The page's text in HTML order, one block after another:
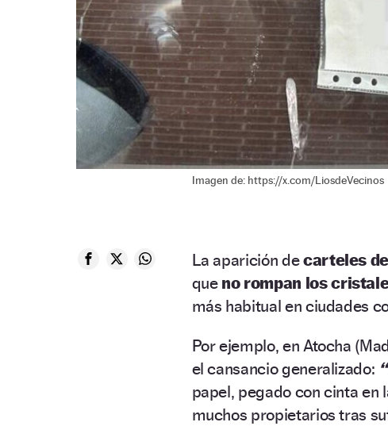
Imagen de: https://x.com/LiosdeVecinos
La aparición decarteles
queno rompan los
más habitual en ciudades
Por ejemplo, en Atocha
el cansancio generalizado:
papel, pegado con cinta en
muchos propietarios tras